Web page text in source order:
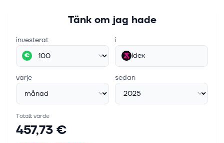
Tänk om jag hade
investerat
€
i
idex
varje sedan
Totalt värde
457,73 €